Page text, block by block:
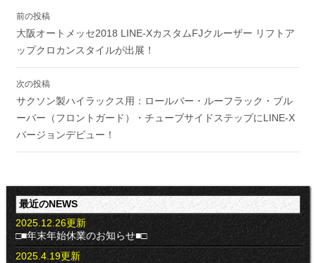
稿
ナ
ビ
ゲ
ー
シ
ョ
ン
前の投稿
大阪オートメッセ2018 LINE-XカスタムFJクルーザー リフトア
ップクロカンスタイルが出展！
次の投稿
サクソン製ハイラックス用：ロールバー・ルーフラック・ブル
ーバー（フロントガード）・チューブサイドステップにLINE-X
バージョンデビュー！
最近のNEWS
2025.12.26更新
□■年末年始休業のお知らせ■□
2025.4.19更新